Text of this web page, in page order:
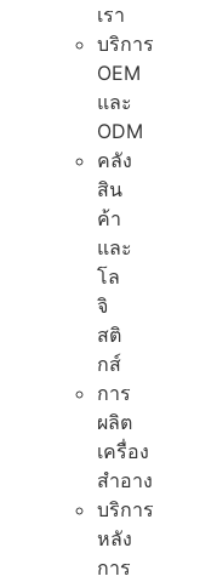
เรา
บริการ
OEM
และ
ODM
คลัง
สิน
ค้า
และ
โล
จิ
สติ
กส์
การ
ผลิต
เครื่อง
สำอาง
บริการ
หลัง
การ